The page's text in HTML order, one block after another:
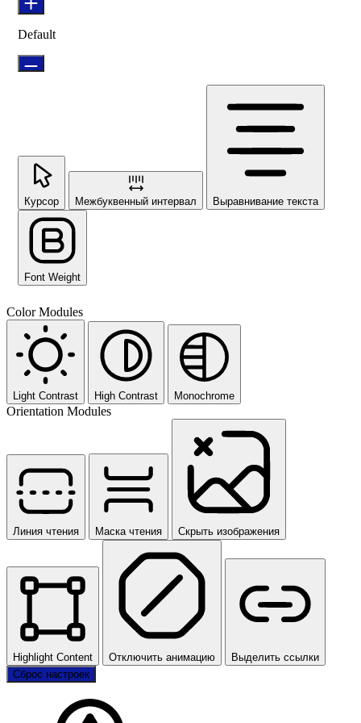
Default
Курсор Межбуквенный интервал Выравнивание текста
Font Weight
Color Modules
Light Contrast High Contrast Monochrome
Orientation Modules
Линия чтения Маска чтения Скрыть изображения
Highlight Content Отключить анимацию
Выделить ссылки
Сброс настроек